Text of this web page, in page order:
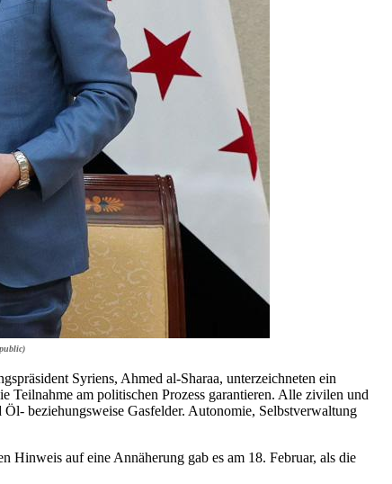
Syriens, Ahmed al-Sharaa, unterzeichneten ein
am politischen Prozess garantieren. Alle zivilen und
beziehungsweise Gasfelder. Autonomie, Selbstverwaltung
Hinweis auf eine Annäherung gab es am 18. Februar, als die